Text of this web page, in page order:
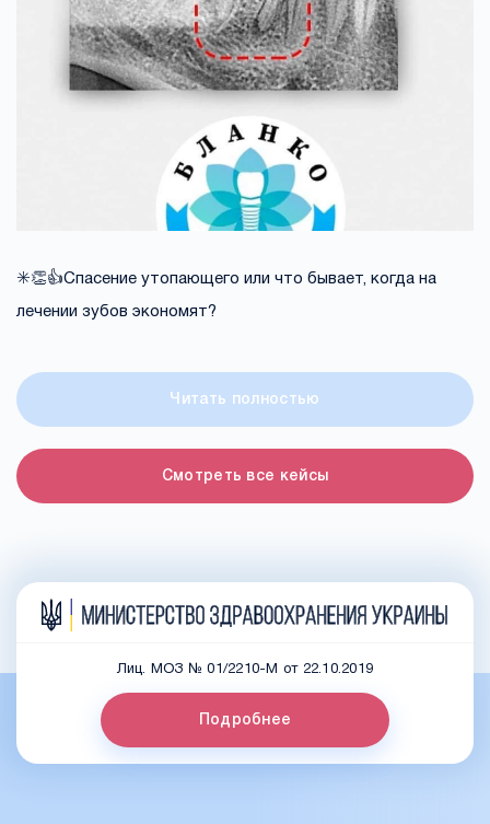
✳️👏👍Спасение утопающего или что бывает, когда на
лечении зубов экономят?
Читать полностью
Смотреть все кейсы
Лиц. МОЗ № 01/2210-М от 22.10.2019
Подробнее